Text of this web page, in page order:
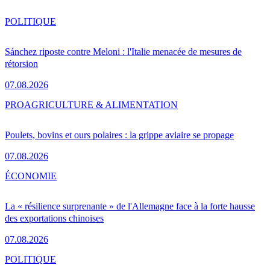
Sánchez riposte contre Meloni : l'Italie menacée de mesures de
rétorsion
07.08.2026
POLITIQUE
Poulets, bovins et ours polaires : la grippe aviaire se propage
07.08.2026
PROAGRICULTURE & ALIMENTATION
La « résilience surprenante » de l'Allemagne face à la forte hausse
des exportations chinoises
07.08.2026
ÉCONOMIE
POLITIQUE